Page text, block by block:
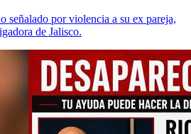
señalado por violencia a su ex pareja,
de Jalisco.